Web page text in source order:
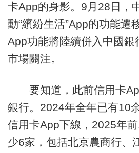
卡App的身影。9月28日，
動“繽紛生活”App的功能遷
App功能將陸續併入中國銀
市場關注。
要知道，此前信用卡
銀行。2024年全年已有10
信用卡App下線，2025年
少6家，包括北京農商行、